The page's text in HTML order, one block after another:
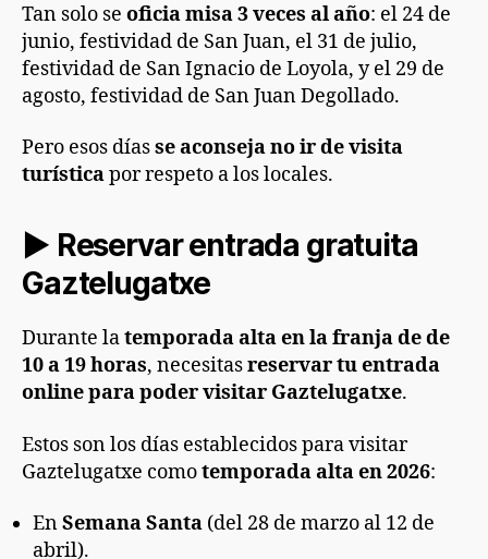
Tan solo se oficia misa 3 veces al año: el 24 de
junio, festividad de San Juan, el 31 de julio,
festividad de San Ignacio de Loyola, y el 29 de
agosto, festividad de San Juan Degollado.
Pero esos díasse aconseja no ir de visita
turísticapor respeto a los locales.
► Reservar entrada gratuita
Gaztelugatxe
Durante latemporada alta en la franja de de
10 a 19 horas, necesitasreservar tu entrada
online para poder visitar Gaztelugatxe.
Estos son los días establecidos para visitar
Gaztelugatxe comotemporada alta en 2026:
EnSemana Santa (del 28 de marzo al 12 de
abril).